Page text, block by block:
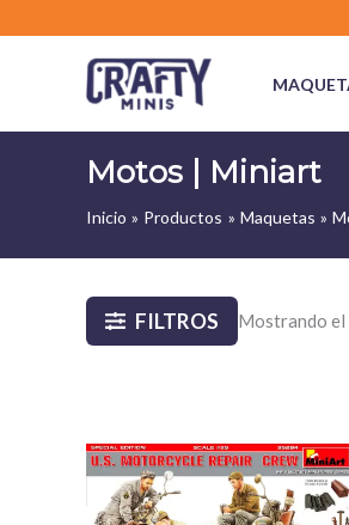
contenido
Motos | Miniart
Inicio Productos Maquetas
FILTROS Mostrando